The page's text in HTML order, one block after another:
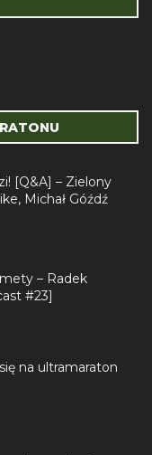
[Q&A] – Zielony
Michał Góźdź
– Radek
#23]
na ultramaraton